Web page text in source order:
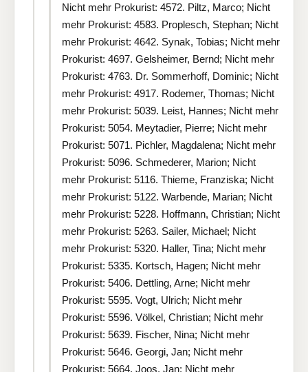
Nicht mehr Prokurist: 4572. Piltz, Marco; Nicht
mehr Prokurist: 4583. Proplesch, Stephan; Nicht
mehr Prokurist: 4642. Synak, Tobias; Nicht mehr
Prokurist: 4697. Gelsheimer, Bernd; Nicht mehr
Prokurist: 4763. Dr. Sommerhoff, Dominic; Nicht
mehr Prokurist: 4917. Rodemer, Thomas; Nicht
mehr Prokurist: 5039. Leist, Hannes; Nicht mehr
Prokurist: 5054. Meytadier, Pierre; Nicht mehr
Prokurist: 5071. Pichler, Magdalena; Nicht mehr
Prokurist: 5096. Schmederer, Marion; Nicht
mehr Prokurist: 5116. Thieme, Franziska; Nicht
mehr Prokurist: 5122. Warbende, Marian; Nicht
mehr Prokurist: 5228. Hoffmann, Christian; Nicht
mehr Prokurist: 5263. Sailer, Michael; Nicht
mehr Prokurist: 5320. Haller, Tina; Nicht mehr
Prokurist: 5335. Kortsch, Hagen; Nicht mehr
Prokurist: 5406. Dettling, Arne; Nicht mehr
Prokurist: 5595. Vogt, Ulrich; Nicht mehr
Prokurist: 5596. Völkel, Christian; Nicht mehr
Prokurist: 5639. Fischer, Nina; Nicht mehr
Prokurist: 5646. Georgi, Jan; Nicht mehr
Prokurist: 5664. Joos, Jan; Nicht mehr